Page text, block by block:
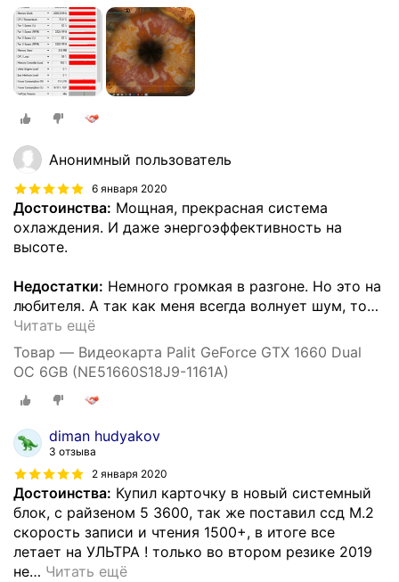
Анонимный пользователь
6 января 2020
Достоинства: Мощная, прекрасная система
охлаждения. И даже энергоэффективность на
высоте.
Недостатки: Немного громкая в разгоне. Но это на
любителя. А так как меня всегда волнует шум, то…
Читать ещё
Товар — Видеокарта Palit GeForce GTX 1660 Dual
OC 6GB (NE51660S18J9-1161A)
diman hudyakov
3 отзыва
2 января 2020
Достоинства: Купил карточку в новый системный
блок, с райзеном 5 3600, так же поставил ссд М.2
скорость записи и чтения 1500+, в итоге все
летает на УЛЬТРА ! только во втором резике 2019
не… Читать ещё